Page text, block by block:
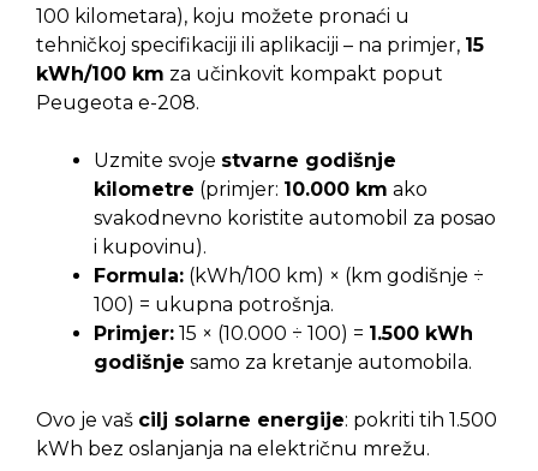
100 kilometara), koju možete pronaći u
tehničkoj specifikaciji ili aplikaciji – na primjer, 15
kWh/100 km za učinkovit kompakt poput
Peugeota e-208.
Uzmite svoje stvarne godišnje
kilometre (primjer: 10.000 km ako
svakodnevno koristite automobil za posao
i kupovinu).
Formula: (kWh/100 km) × (km godišnje ÷
100) = ukupna potrošnja.
Primjer: 15 × (10.000 ÷ 100) = 1.500 kWh
godišnje samo za kretanje automobila.
Ovo je vaš cilj solarne energije: pokriti tih 1.500
kWh bez oslanjanja na električnu mrežu.